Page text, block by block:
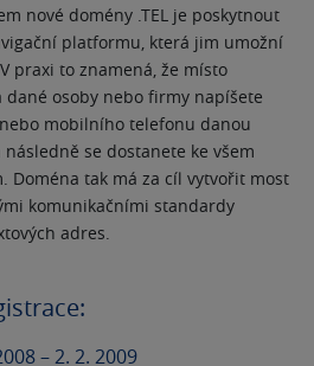
nové domény .TEL je poskytnout
platformu, která jim umožní
praxi to znamená, že místo
osoby nebo firmy napíšete
mobilního telefonu danou
se dostanete ke všem
Doména tak má za cíl vytvořit most
komunikačními standardy
adres.
– 2. 2. 2009